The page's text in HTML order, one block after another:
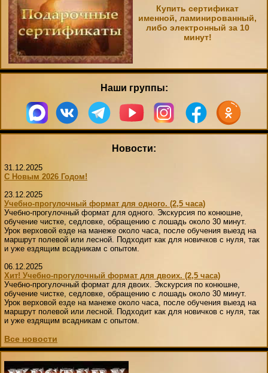
Купить сертификат
именной, ламинированный,
либо электронный за 10
минут!
Наши группы:
Новости:
31.12.2025
С Новым 2026 Годом!
23.12.2025
Учебно-прогулочный формат для одного. (2,5 часа)
Учебно-прогулочный формат для одного. Экскурсия по конюшне,
обучение чистке, седловке, обращению с лошадь около 30 минут.
Урок верховой езде на манеже около часа, после обучения выезд на
маршрут полевой или лесной. Подходит как для новичков с нуля, так
и уже ездящим всадникам с опытом.
06.12.2025
Хит! Учебно-прогулочный формат для двоих. (2,5 часа)
Учебно-прогулочный формат для двоих. Экскурсия по конюшне,
обучение чистке, седловке, обращению с лошадь около 30 минут.
Урок верховой езде на манеже около часа, после обучения выезд на
маршрут полевой или лесной. Подходит как для новичков с нуля, так
и уже ездящим всадникам с опытом.
Все новости